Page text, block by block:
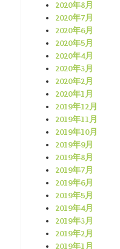
2020年8月
2020年7月
2020年6月
2020年5月
2020年4月
2020年3月
2020年2月
2020年1月
2019年12月
2019年11月
2019年10月
2019年9月
2019年8月
2019年7月
2019年6月
2019年5月
2019年4月
2019年3月
2019年2月
2019年1月